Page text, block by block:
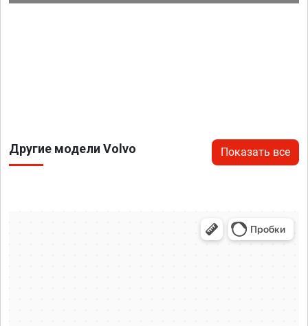
Другие модели Volvo Показать все